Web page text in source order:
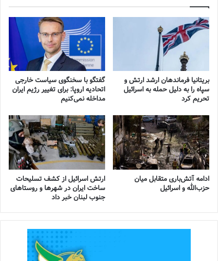
بریتانیا فرماندهان ارشد ارتش و
سپاه را به دلیل حمله به اسرائیل
تحریم کرد
گفتگو با سخنگوی سیاست خارجی
اتحادیه اروپا: برای تغییر رژیم ایران
مداخله نمی‌کنیم
ادامه آتش‌باری متقابل میان
حزب‌الله و اسرائیل
ارتش اسرائیل از کشف تسلیحات
ساخت ایران در شهرها و روستاهای
جنوب لبنان خبر داد